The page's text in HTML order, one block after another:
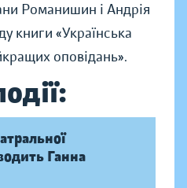
Романишин і Андрія
книги «Українська
оповідань».
Ганна